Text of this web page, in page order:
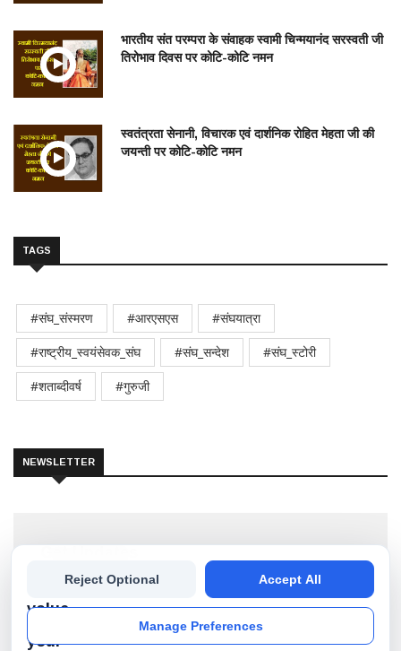
भारतीय संत परम्परा के संवाहक स्वामी चिन्मयानंद सरस्वती जी
तिरोभाव दिवस पर कोटि-कोटि नमन
स्वतंत्रता सेनानी, विचारक एवं दार्शनिक रोहित मेहता जी की
जयन्ती पर कोटि-कोटि नमन
TAGS
#संघ_संस्मरण #आरएसएस
#संघयात्रा
#राष्ट्रीय_स्वयंसेवक_संघ
#संघ_सन्देश
#संघ_स्टोरी
#शताब्दीवर्ष
#गुरुजी
NEWSLETTER
Subscribe our newsletter to get the best stories into
your inbox!
value
your
Manage Preferences
Reject Optional Accept All